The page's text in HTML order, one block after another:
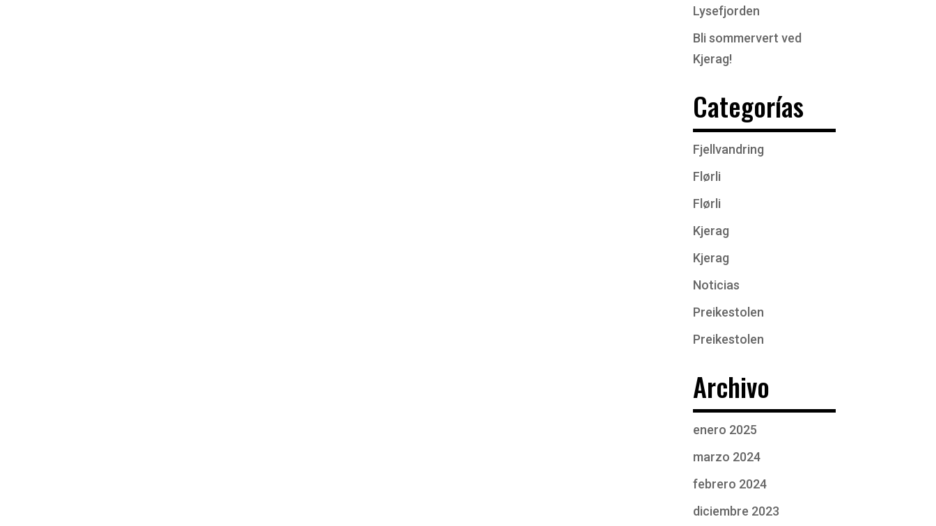
Lysefjorden
Bli sommervert ved
Kjerag!
Categorías
Fjellvandring
Flørli
Flørli
Kjerag
Kjerag
Noticias
Preikestolen
Preikestolen
Archivo
enero 2025
marzo 2024
febrero 2024
diciembre 2023